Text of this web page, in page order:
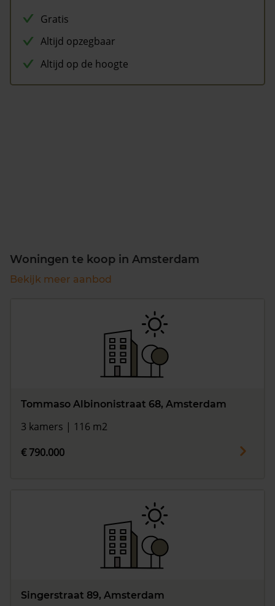
Gratis
Altijd opzegbaar
Altijd op de hoogte
Woningen te koop in Amsterdam
Bekijk meer aanbod
Tommaso Albinonistraat 68, Amsterdam
3 kamers | 116 m2
€ 790.000
Singerstraat 89, Amsterdam